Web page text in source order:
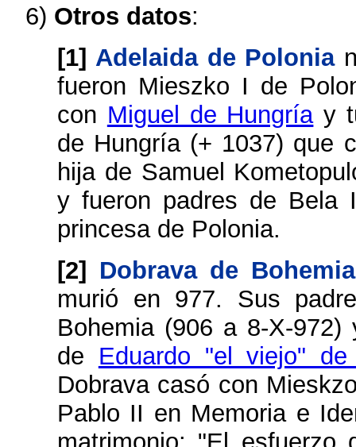
6) Otros datos:
[1] Adelaida de Polonia
fueron Mieszko I de
con Miguel de Hungríay
de Hungría (+ 1037) que
hija de Samuel
y fueron padres de Bela
princesa de Polonia.
[2]
Dobrava de Bohemia
murió en 977. Sus
Bohemia (906 a 8-X-
de Eduardo "el viejo" de
Dobrava casó con
Pablo II en Memoria e